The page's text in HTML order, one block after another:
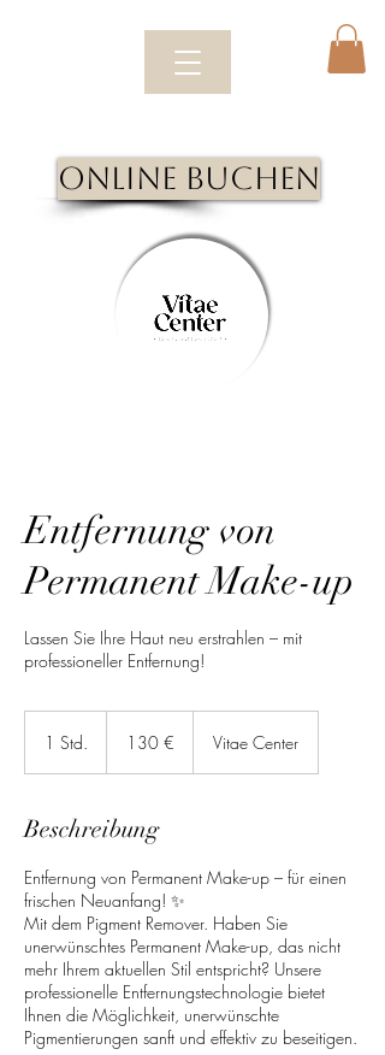
Online Buchen
Entfernung von
Permanent Make-up
Lassen Sie Ihre Haut neu erstrahlen – mit
professioneller Entfernung!
1 Std. 130 € Vitae Center
Beschreibung
Entfernung von Permanent Make-up – für einen
frischen Neuanfang! ✨
Mit dem Pigment Remover. Haben Sie
unerwünschtes Permanent Make-up, das nicht
mehr Ihrem aktuellen Stil entspricht? Unsere
professionelle Entfernungstechnologie bietet
Ihnen die Möglichkeit, unerwünschte
Pigmentierungen sanft und effektiv zu beseitigen.